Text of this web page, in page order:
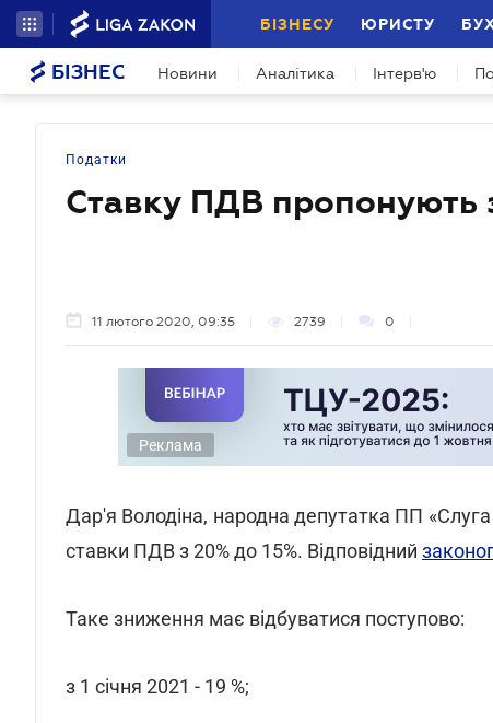
БІЗНЕСУ ЮРИСТУ
БІЗНЕС Новини Аналітика Інтерв'ю
Податки
Ставку ПДВ пропонують
11 лютого 2020, 09:35 2739 0
Реклама
Дар'я Володіна, народна депутатка ПП
ставки ПДВ з 20% до 15%. Відповідний
Таке зниження має відбуватися поступово:
з 1 січня 2021 - 19 %;